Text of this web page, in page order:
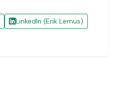
LinkedIn (Erik Lemus)